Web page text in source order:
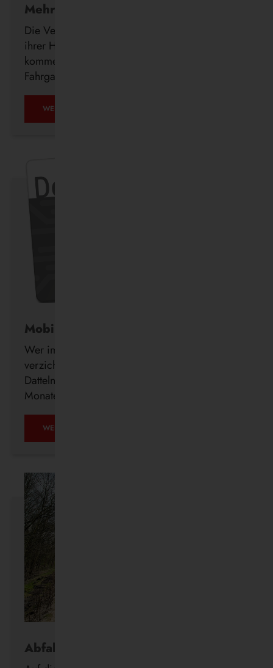
Mehr Komfort für Fahrgäste
Die Vestische investiert weiter in den Ausbau
ihrer Haltestelleninfrastruktur und errichtet in den
kommenden Wochen insgesamt 23 neue
Fahrgastunterstände im Bedienungsgebiet.
WEITERLESEN …
Mobil ohne Auto
Wer im Alter freiwillig auf seinen Führerschein
verzichtet, erhält ab sofort auch in Waltrop und
Datteln kostenlos ein DeutschlandTicket für drei
Monate.
WEITERLESEN …
Abfahrt in Echtzeit